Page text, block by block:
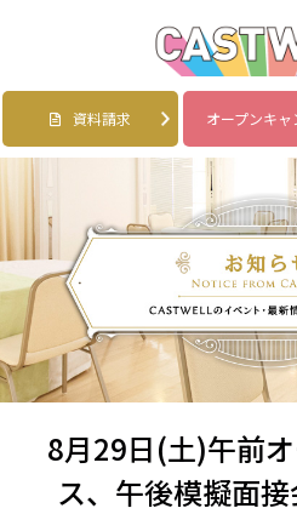
資料請求 オープンキャ
8月29日(土)午前
ス、午後模擬面